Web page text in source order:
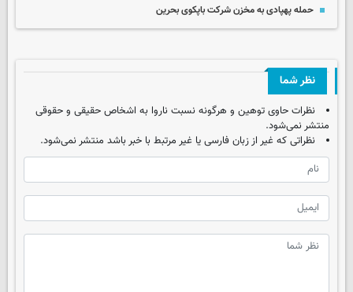
حمله پهپادی به مخزن شرکت باپکوی بحرین
نظر شما
نظرات حاوی توهین و هرگونه نسبت ناروا به اشخاص حقیقی و حقوقی
منتشر نمی‌شود.
نظراتی که غیر از زبان فارسی یا غیر مرتبط با خبر باشد منتشر نمی‌شود.